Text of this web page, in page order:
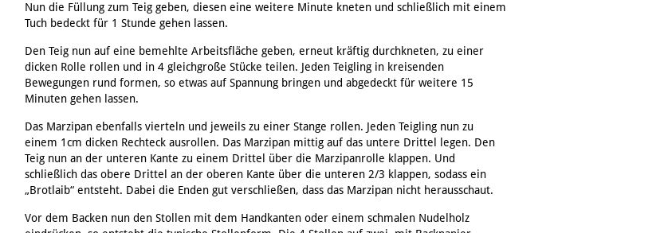
Nun die Füllung zum Teig geben, diesen eine weitere Minute kneten und schließlich mit einem
Tuch bedeckt für 1 Stunde gehen lassen.
Den Teig nun auf eine bemehlte Arbeitsfläche geben, erneut kräftig durchkneten, zu einer
dicken Rolle rollen und in 4 gleichgroße Stücke teilen. Jeden Teigling in kreisenden
Bewegungen rund formen, so etwas auf Spannung bringen und abgedeckt für weitere 15
Minuten gehen lassen.
Das Marzipan ebenfalls vierteln und jeweils zu einer Stange rollen. Jeden Teigling nun zu
einem 1cm dicken Rechteck ausrollen. Das Marzipan mittig auf das untere Drittel legen. Den
Teig nun an der unteren Kante zu einem Drittel über die Marzipanrolle klappen. Und
schließlich das obere Drittel an der oberen Kante über die unteren 2/3 klappen, sodass ein
„Brotlaib“ entsteht. Dabei die Enden gut verschließen, dass das Marzipan nicht herausschaut.
Vor dem Backen nun den Stollen mit dem Handkanten oder einem schmalen Nudelholz